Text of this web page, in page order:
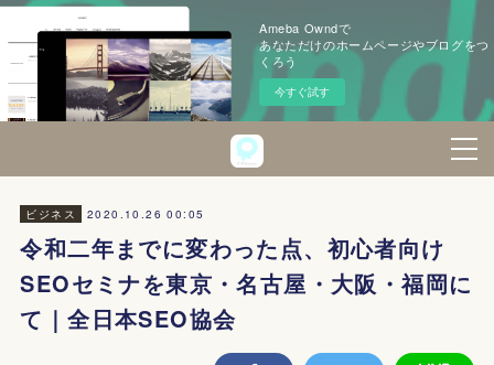
Ameba Owndで
あなただけのホームページやブログをつ
くろう
今すぐ試す
ビジネス 2020.10.26 00:05
令和二年までに変わった点、初心者向け
SEOセミナを東京・名古屋・大阪・福岡に
て｜全日本SEO協会